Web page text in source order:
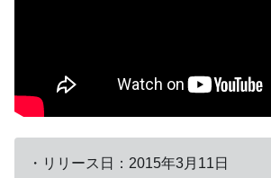
・リリース日：2015年3月11日